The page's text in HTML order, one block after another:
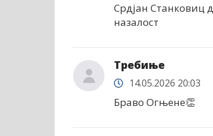
Срдјан Станковиц
назалост
Требиње
14.05.2026 20:03
Браво Огњене👏